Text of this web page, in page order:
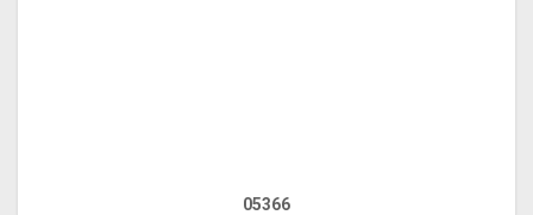
05366